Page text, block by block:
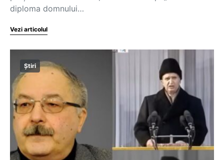
diploma domnului…
Vezi articolul
Știri